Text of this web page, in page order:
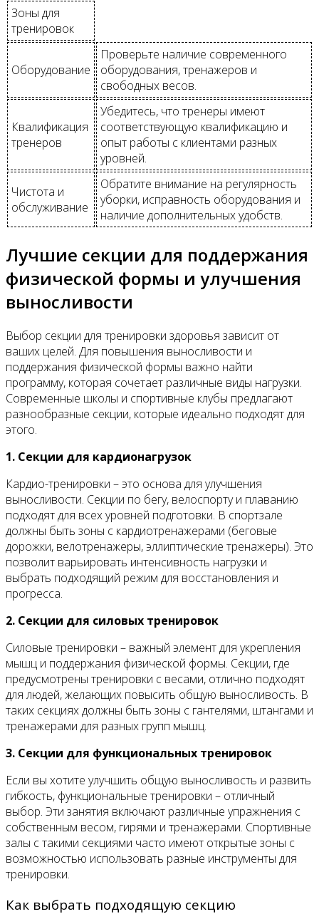
Зоны для
тренировок
Оборудование
Проверьте наличие современного
оборудования, тренажеров и
свободных весов.
Квалификация
тренеров
Убедитесь, что тренеры имеют
соответствующую квалификацию и
опыт работы с клиентами разных
уровней.
Чистота и
обслуживание
Обратите внимание на регулярность
уборки, исправность оборудования и
наличие дополнительных удобств.
Лучшие секции для поддержания
физической формы и улучшения
выносливости
Выбор секции для тренировки здоровья зависит от
ваших целей. Для повышения выносливости и
поддержания физической формы важно найти
программу, которая сочетает различные виды нагрузки.
Современные школы и спортивные клубы предлагают
разнообразные секции, которые идеально подходят для
этого.
1. Секции для кардионагрузок
Кардио-тренировки – это основа для улучшения
выносливости. Секции по бегу, велоспорту и плаванию
подходят для всех уровней подготовки. В спортзале
должны быть зоны с кардиотренажерами (беговые
дорожки, велотренажеры, эллиптические тренажеры). Это
позволит варьировать интенсивность нагрузки и
выбрать подходящий режим для восстановления и
прогресса.
2. Секции для силовых тренировок
Силовые тренировки – важный элемент для укрепления
мышц и поддержания физической формы. Секции, где
предусмотрены тренировки с весами, отлично подходят
для людей, желающих повысить общую выносливость. В
таких секциях должны быть зоны с гантелями, штангами и
тренажерами для разных групп мышц.
3. Секции для функциональных тренировок
Если вы хотите улучшить общую выносливость и развить
гибкость, функциональные тренировки – отличный
выбор. Эти занятия включают различные упражнения с
собственным весом, гирями и тренажерами. Спортивные
залы с такими секциями часто имеют открытые зоны с
возможностью использовать разные инструменты для
тренировки.
Как выбрать подходящую секцию